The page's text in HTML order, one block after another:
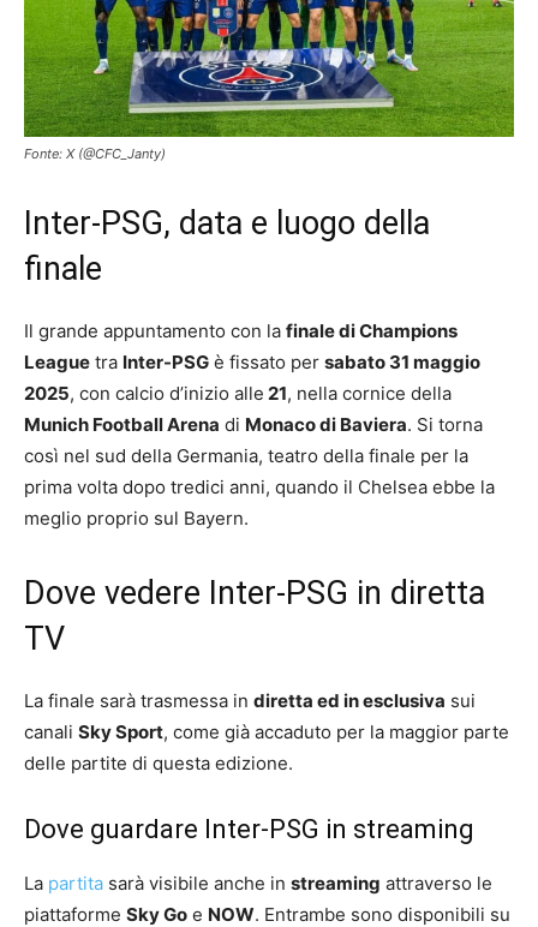
Fonte: X (@CFC_Janty)
Inter-PSG, data e luogo della
finale
Il grande appuntamento con la finale di Champions
League tra Inter-PSG è fissato per sabato 31 maggio
2025, con calcio d’inizio alle 21, nella cornice della
Munich Football Arena di Monaco di Baviera. Si torna
così nel sud della Germania, teatro della finale per la
prima volta dopo tredici anni, quando il Chelsea ebbe la
meglio proprio sul Bayern.
Dove vedere Inter-PSG in diretta
TV
La finale sarà trasmessa in diretta ed in esclusiva sui
canali Sky Sport, come già accaduto per la maggior parte
delle partite di questa edizione.
Dove guardare Inter-PSG in streaming
La partita sarà visibile anche in streaming attraverso le
piattaforme Sky Go e NOW. Entrambe sono disponibili su